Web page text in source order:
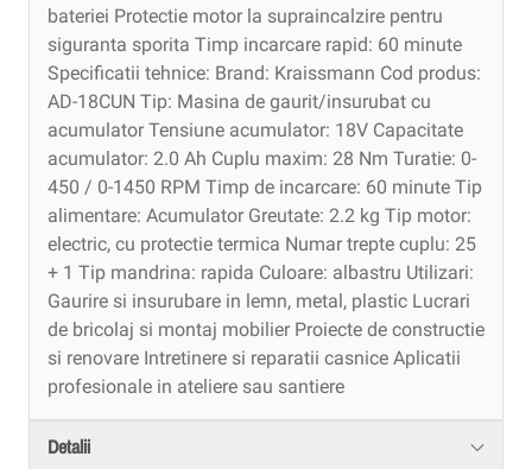
bateriei Protectie motor la supraincalzire pentru
siguranta sporita Timp incarcare rapid: 60 minute
Specificatii tehnice: Brand: Kraissmann Cod produs:
AD-18CUN Tip: Masina de gaurit/insurubat cu
acumulator Tensiune acumulator: 18V Capacitate
acumulator: 2.0 Ah Cuplu maxim: 28 Nm Turatie: 0-
450 / 0-1450 RPM Timp de incarcare: 60 minute Tip
alimentare: Acumulator Greutate: 2.2 kg Tip motor:
electric, cu protectie termica Numar trepte cuplu: 25
+ 1 Tip mandrina: rapida Culoare: albastru Utilizari:
Gaurire si insurubare in lemn, metal, plastic Lucrari
de bricolaj si montaj mobilier Proiecte de constructie
si renovare Intretinere si reparatii casnice Aplicatii
profesionale in ateliere sau santiere
Detalii